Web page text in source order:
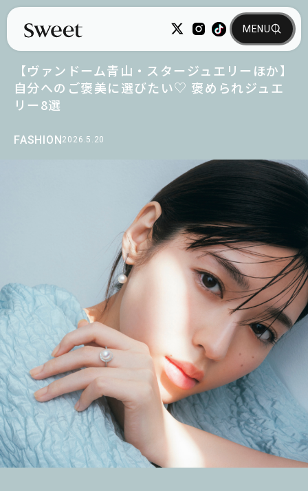
FASHION2026.5.20
【ヴァンドーム青山・スタージュエリーほか】
自分へのご褒美に選びたい♡ 褒められジュエ
リー8選